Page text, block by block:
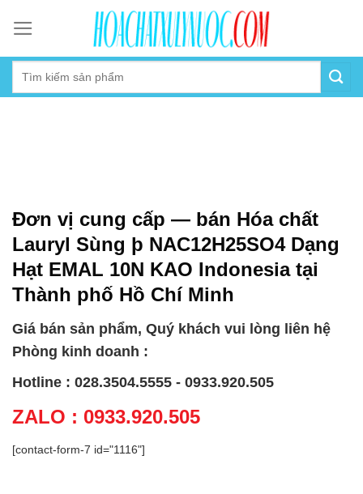
content
Đơn vị cung cấp — bán Hóa chất
Lauryl Sùng þ NAC12H25SO4 Dạng
Hạt EMAL 10N KAO Indonesia tại
Thành phố Hồ Chí Minh
Giá bán sản phẩm, Quý khách vui lòng liên hệ
Phòng kinh doanh :
Hotline : 028.3504.5555 - 0933.920.505
ZALO : 0933.920.505
[contact-form-7 id="1116"]